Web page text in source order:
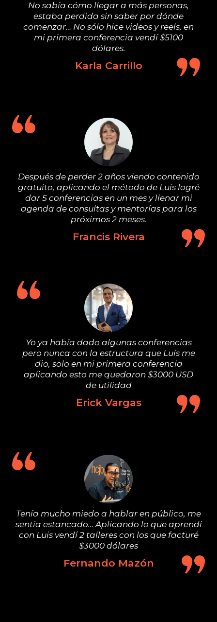
No sabía cómo llegar a más personas,
estaba perdida sin saber por dónde
comenzar… No sólo hice videos y reels, en
mi primera conferencia vendí $5100
dólares.
Karla Carrillo
Después de perder 2 años viendo contenido
gratuito, aplicando el método de Luis logré
dar 5 conferencias en un mes y llenar mi
agenda de consultas y mentorías para los
próximos 2 meses.
Francis Rivera
Yo ya había dado algunas conferencias
pero nunca con la estructura que Luís me
dio, solo en mi primera conferencia
aplicando esto me quedaron $3000 USD
de utilidad
Erick Vargas
Tenía mucho miedo a hablar en público, me
sentía estancado… Aplicando lo que aprendí
con Luis vendí 2 talleres con los que facturé
$3000 dólares
Fernando Mazón